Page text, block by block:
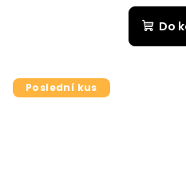
Do
Poslední kus